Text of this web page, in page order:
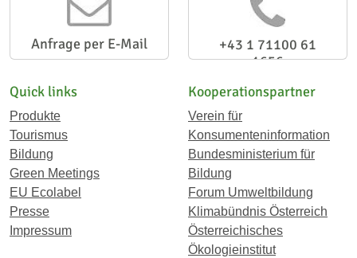
Anfrage per E-Mail
+43 1 71100 61
1656
Quick links
Produkte
Tourismus
Bildung
Green Meetings
EU Ecolabel
Presse
Impressum
Kooperationspartner
Verein für
Konsumenteninformation
Bundesministerium für
Bildung
Forum Umweltbildung
Klimabündnis Österreich
Österreichisches
Ökologieinstitut